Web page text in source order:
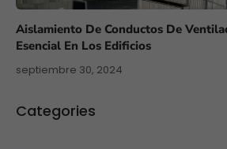
Aislamiento De Conductos De
Esencial En Los Edificios
septiembre 30, 2024
Categories